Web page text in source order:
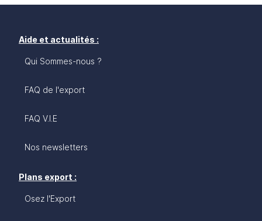
Aide et actualités :
Qui Sommes-nous ?
FAQ de l'export
FAQ V.I.E
Nos newsletters
Plans export :
Osez l'Export